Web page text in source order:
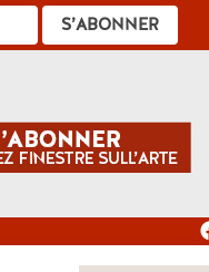
S’ABONNER